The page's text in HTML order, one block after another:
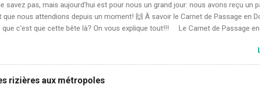
savez pas, mais aujourd'hui est pour nous un grand jour: nous avons reçu un
nous attendions depuis un moment! 🙌 À savoir le Carnet de Passage en
que c'est que cette bête là? On vous explique tout!!! Le Carnet de Passage en
avec son sac à dos 👌 En effet certains pays demande un papier
de convention entre les pays du monde. Le Carnet de Passage en Douane,
un engagement comme quoi les propriétaires du véhicule ne vont pas vendre
qu'ils souhaitent visiter. Ça peut paraître absurde comme préoccupation. En
rizières aux métropoles